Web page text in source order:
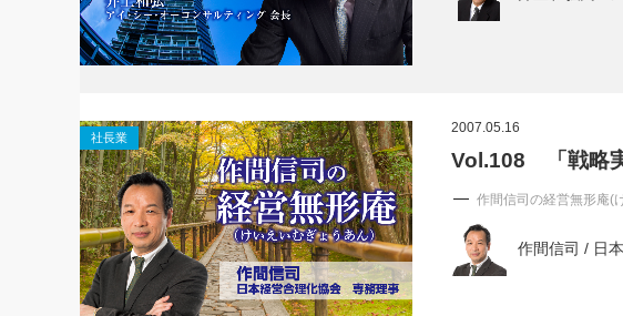
社長業
2007.05.16
Vol.108 「戦略
作間信司の経営無形庵(
作間信司 / 日